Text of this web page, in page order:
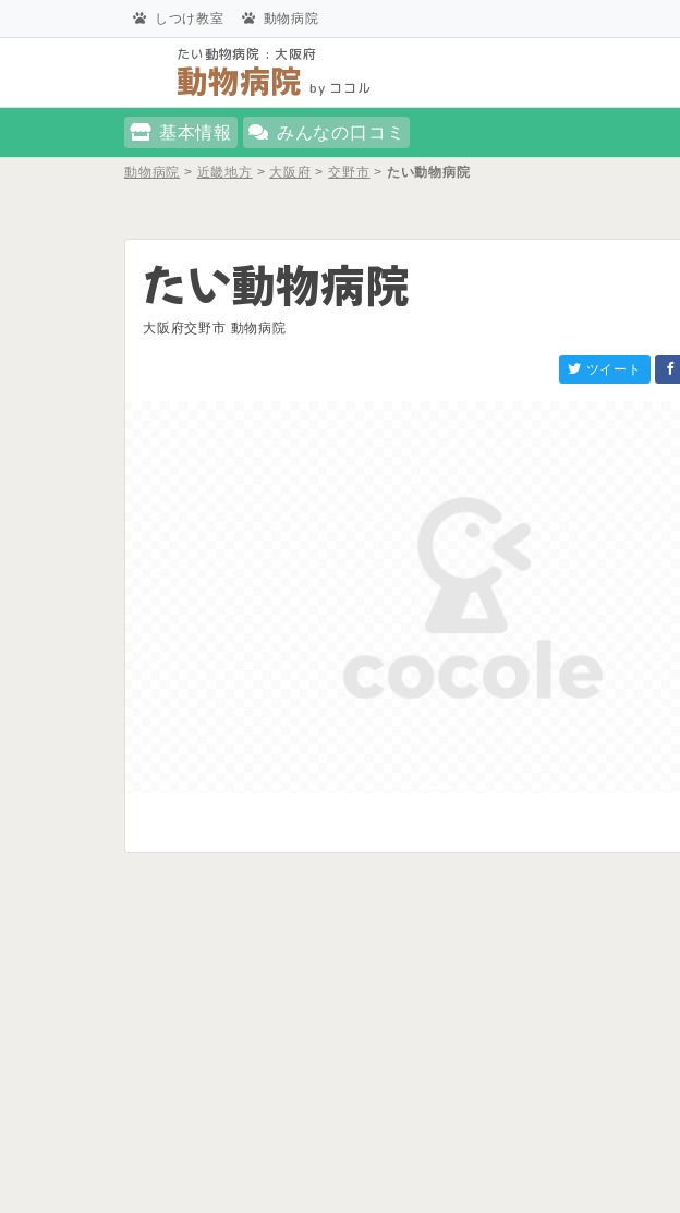
しつけ教室 動物病院
たい動物病院 : 大阪府
動物病院 by ココル
基本情報 みんなの口コミ
動物病院 > 近畿地方 > 大阪府 >交野市 > たい動物病院
たい動物病院
大阪府交野市 動物病院
ツイート